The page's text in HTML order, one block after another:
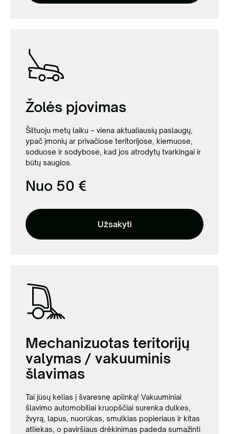
Žolės pjovimas
Šiltuoju metų laiku – viena aktualiausių paslaugų,
ypač įmonių ar privačiose teritorijose, kiemuose,
soduose ir sodybose, kad jos atrodytų tvarkingai ir
būtų saugios.
Nuo 50 €
Užsakyti
Mechanizuotas teritorijų
valymas / vakuuminis
šlavimas
Tai jūsų kelias į švaresnę aplinką! Vakuuminiai
šlavimo automobiliai kruopščiai surenka dulkes,
žvyrą, lapus, nuorūkas, smulkias popieriaus ir kitas
atliekas, o paviršiaus drėkinimas padeda sumažinti